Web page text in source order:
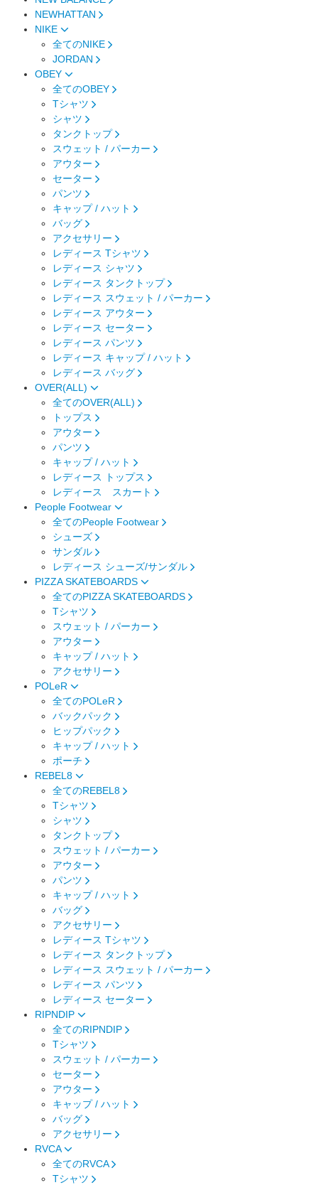
NEWHATTAN
NIKE
全てのNIKE
JORDAN
OBEY
全てのOBEY
Tシャツ
シャツ
タンクトップ
スウェット / パーカー
アウター
セーター
パンツ
キャップ / ハット
バッグ
アクセサリー
レディース Tシャツ
レディース シャツ
レディース タンクトップ
レディース スウェット / パーカー
レディース アウター
レディース セーター
レディース パンツ
レディース キャップ / ハット
レディース バッグ
OVER(ALL)
全てのOVER(ALL)
トップス
アウター
パンツ
キャップ / ハット
レディース トップス
レディース スカート
People Footwear
全てのPeople Footwear
シューズ
サンダル
レディース シューズ/サンダル
PIZZA SKATEBOARDS
全てのPIZZA SKATEBOARDS
Tシャツ
スウェット / パーカー
アウター
キャップ / ハット
アクセサリー
POLeR
全てのPOLeR
バックパック
ヒップパック
キャップ / ハット
ポーチ
REBEL8
全てのREBEL8
Tシャツ
シャツ
タンクトップ
スウェット / パーカー
アウター
パンツ
キャップ / ハット
バッグ
アクセサリー
レディース Tシャツ
レディース タンクトップ
レディース スウェット / パーカー
レディース パンツ
レディース セーター
RIPNDIP
全てのRIPNDIP
Tシャツ
スウェット / パーカー
セーター
アウター
キャップ / ハット
バッグ
アクセサリー
RVCA
全てのRVCA
Tシャツ